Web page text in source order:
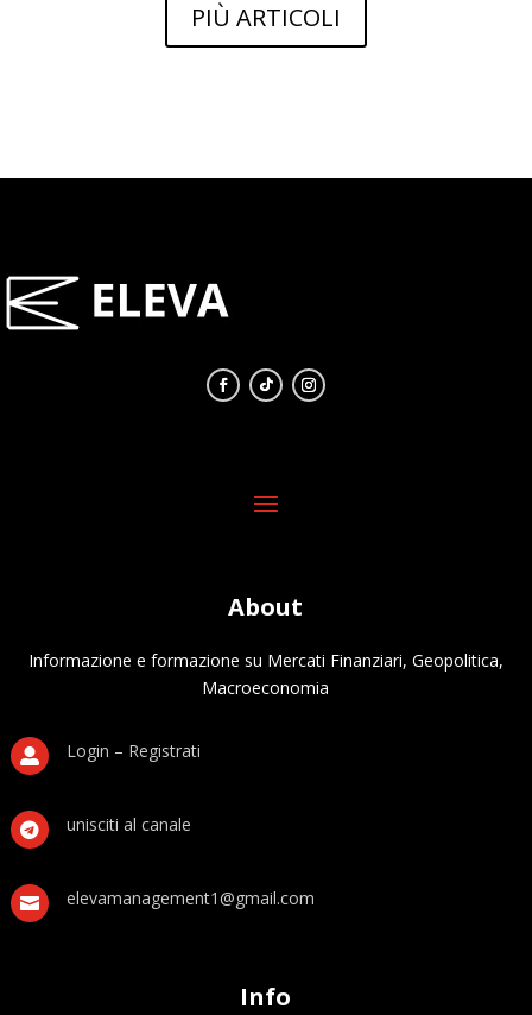
PIÙ ARTICOLI
About
Informazione e formazione su Mercati Finanziari, Geopolitica,
Macroeconomia
 Login – Registrati
 unisciti al canale
 elevamanagement1@gmail.com
Info